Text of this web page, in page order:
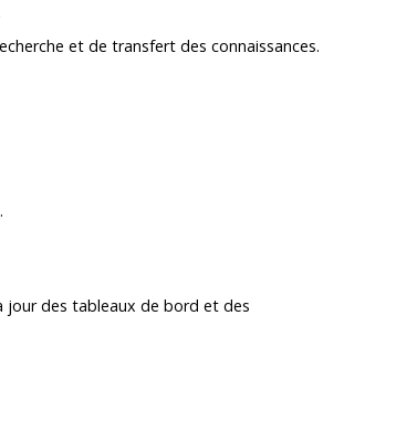
et de transfert des connaissances.
jour des tableaux de bord et des